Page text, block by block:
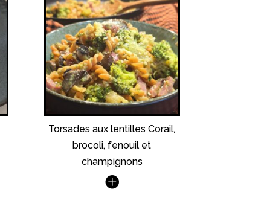
Torsades aux lentilles Corail,
brocoli, fenouil et
champignons